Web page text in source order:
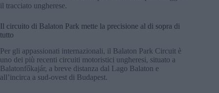
il tracciato ungherese.
Il circuito di Balaton Park mette la precisione al di sopra di
tutto
Per gli appassionati internazionali, il Balaton Park Circuit è
uno dei più recenti circuiti motoristici ungheresi, situato a
Balatonfőkajár, a breve distanza dal Lago Balaton e
all’incirca a sud-ovest di Budapest.